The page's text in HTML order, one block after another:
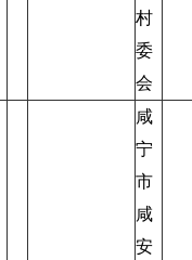
村
委
会
咸
宁
市
咸
安